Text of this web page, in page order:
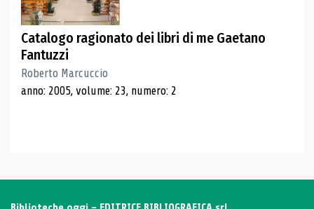
Catalogo ragionato dei libri di me Gaetano
Fantuzzi
Roberto Marcuccio
anno: 2005, volume: 23, numero: 2